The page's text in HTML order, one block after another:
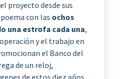
proyecto desde sus
con las ochos
una estrofa cada una,
y el trabajo en
el Banco del
de un reloj,